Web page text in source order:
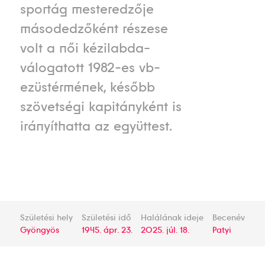
sportág mesteredzője
másodedzőként részese
volt a női kézilabda-
válogatott 1982-es vb-
ezüstérmének, később
szövetségi kapitányként is
irányíthatta az együttest.
Születési hely
Gyöngyös
Születési idő
1945. ápr. 23.
Halálának ideje
2025. júl. 18.
Becenév
Patyi